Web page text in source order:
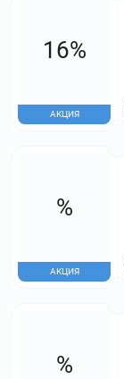
16%
АКЦИЯ
%
АКЦИЯ
%